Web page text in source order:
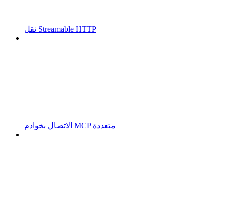
نقل Streamable HTTP
الاتصال بخوادم MCP متعددة